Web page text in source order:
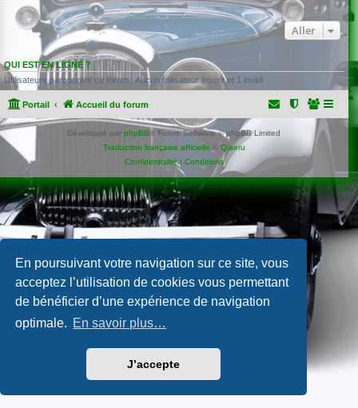
En poursuivant votre navigation sur ce site, vous
acceptez l’utilisation de cookies vous permettant
de bénéficier d’une expérience de navigation
optimale. En savoir plus…
J’accepte
Aller
QUI EST EN LIGNE ?
Utilisateurs parcourant ce forum : Aucun utilisateur inscrit et 1 invité
Portail Accueil du forum
Développé parphpBB® Forum Software © phpBB Limited
Traduction française officielle © Qiaeru
Confidentialité| Conditions